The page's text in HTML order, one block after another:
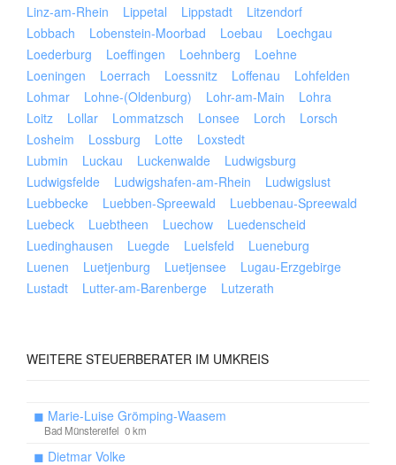
Linz-am-Rhein
Lippetal Lippstadt
Litzendorf
Lobbach
Lobenstein-Moorbad Loebau
Loechgau
Loederburg
Loeffingen Loehnberg
Loehne
Loeningen
Loerrach Loessnitz Loffenau
Lohfelden
Lohmar
Lohne-(Oldenburg) Lohr-am-Main
Lohra
Loitz
Lollar Lommatzsch Lonsee Lorch
Lorsch
Losheim
Lossburg Lotte
Loxstedt
Lubmin
Luckau Luckenwalde
Ludwigsburg
Ludwigsfelde
Ludwigshafen-am-Rhein
Ludwigslust
Luebbecke
Luebben-Spreewald
Luebbenau-Spreewald
Luebeck
Luebtheen Luechow
Luedenscheid
Luedinghausen
Luegde Luelsfeld
Lueneburg
Luenen
Luetjenburg Luetjensee
Lugau-Erzgebirge
Lustadt
Lutter-am-Barenberge Lutzerath
WEITERE STEUERBERATER IM UMKREIS
◼ Marie-Luise Grömping-Waasem
Bad Münstereifel 0 km
◼ Dietmar Volke